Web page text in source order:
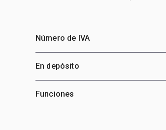
Número de IVA
En depósito
Funciones